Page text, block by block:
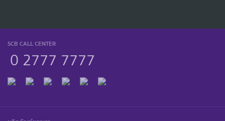
SCB CALL CENTER
0 2777 7777